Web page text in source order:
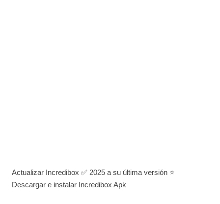
Actualizar Incredibox ✅ 2025 a su última versión ⭐
Descargar e instalar Incredibox Apk